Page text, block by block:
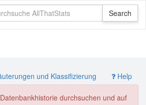
und Klassifizierung Help
durchsuchen und auf